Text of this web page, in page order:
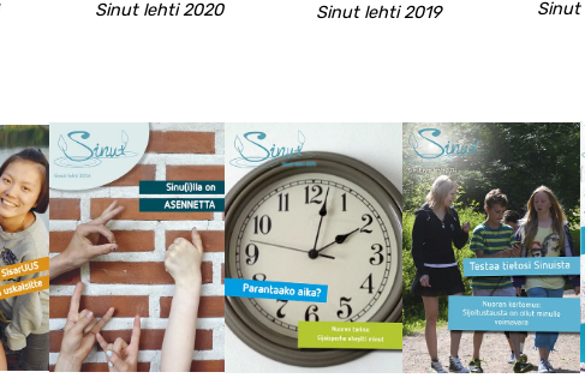
Sinut lehti 2020 Sinut lehti 2019 Sinut